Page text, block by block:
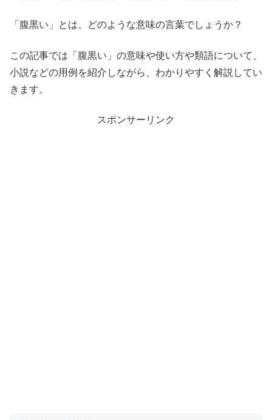
「腹黒い」とは、どのような意味の言葉でしょうか？
この記事では「腹黒い」の意味や使い方や類語について、
小説などの用例を紹介しながら、わかりやすく解説してい
きます。
スポンサーリンク